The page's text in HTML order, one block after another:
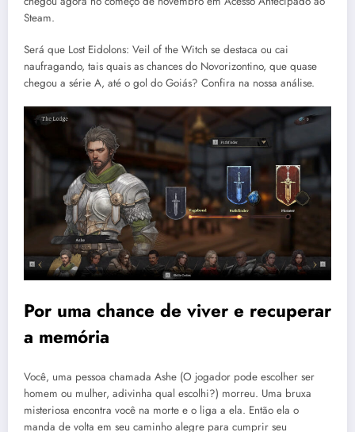
Steam.
Será que Lost Eidolons: Veil of the Witch se destaca ou cai
naufragando, tais quais as chances do Novorizontino, que quase
chegou a série A, até o gol do Goiás? Confira na nossa análise.
Por uma chance de viver e recuperar
a memória
Você, uma pessoa chamada Ashe (O jogador pode escolher ser
homem ou mulher, adivinha qual escolhi?) morreu. Uma bruxa
misteriosa encontra você na morte e o liga a ela. Então ela o
manda de volta em seu caminho alegre para cumprir seu